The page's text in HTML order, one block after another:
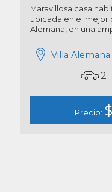
Maravillosa casa
ubicada en el mejor
Alemana, en una
Villa Alemana
2
Precio: